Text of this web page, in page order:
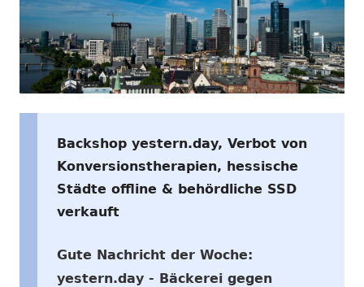
Backshop yestern.day, Verbot von
Konversionstherapien, hessische
Städte offline & behördliche SSD
verkauft
Gute Nachricht der Woche:
yestern.day - Bäckerei gegen